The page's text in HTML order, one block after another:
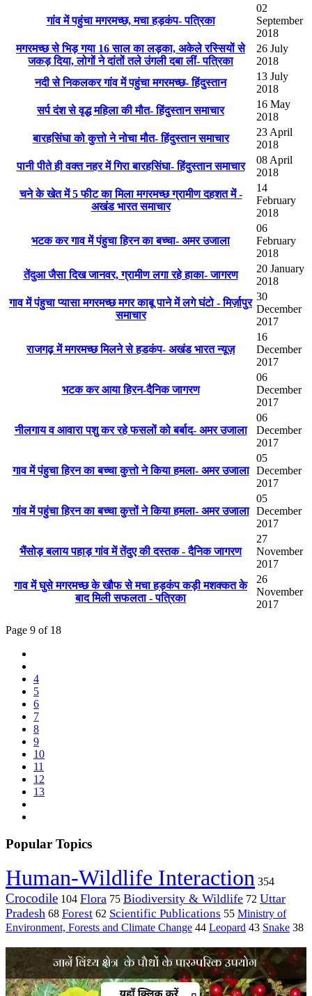
गांव में पहुंचा मगरमच्छ, मचा हड़कंप- पत्रिका
02
September
2018
मगरमच्छ से भिड़ गया 16 साल का लड़का, अकेले रस्सियों से
जकड़ दिया, लोगों ने दांतों तले उंगली दबा लीं- पत्रिका
26 July
2018
नदी से निकलकर गांव में पहुंचा मगरमच्छ- हिंदुस्तान
13 July
2018
सर्प दंश से वृद्ध महिला की मौत- हिंदुस्तान समाचार
16 May
2018
बारहसिंघा को कुत्तो ने नोचा मौत- हिंदुस्तान समाचार
23 April
2018
पानी पीते ही वक्त नहर में गिरा बारहसिंघा- हिंदुस्तान समाचार
08 April
2018
चने के खेत में 5 फीट का मिला मगरमच्छ ग्रामीण दहशत में -
अखंड भारत समाचार
14
February
2018
भटक कर गाव में पंहुचा हिरन का बच्चा- अमर उजाला
06
February
2018
तेंदुआ जैसा दिख जानवर, ग्रामीण लगा रहे हाका- जागरण
20 January
2018
गाव में पंहुचा प्यासा मगरमच्छ मगर काबू पाने में लगे घंटो - मिर्ज़ापुर
समाचार
30
December
2017
राजगढ़ में मगरमच्छ मिलने से हडकंप- अखंड भारत न्यूज़
16
December
2017
भटक कर आया हिरन-दैनिक जागरण
06
December
2017
नीलगाय व आवारा पशु कर रहे फसलों को बर्बाद- अमर उजाला
06
December
2017
गाव में पंहुचा हिरन का बच्चा कुत्तो ने किया हमला- अमर उजाला
05
December
2017
गांव में पहुंचा हिरन का बच्चा कुत्तों ने किया हमला- अमर उजाला
05
December
2017
भैंसोड़ बलाय पहाड़ गांव में तेंदुए की दस्तक - दैनिक जागरण
27
November
2017
गाव में घुसे मगरमच्छ के खौफ से मचा हड़कंप कड़ी मशक्कत के
बाद मिली सफलता - पत्रिका
26
November
2017
Page 9 of 18
4
5
6
7
8
9
10
11
12
13
Popular Topics
Human-Wildlife Interaction 354
Crocodile 104 Flora 75 Biodiversity & Wildlife 72 Uttar
Pradesh 68 Forest 62 Scientific Publications 55 Ministry of
Environment, Forests and Climate Change 44 Leopard 43 Snake 38